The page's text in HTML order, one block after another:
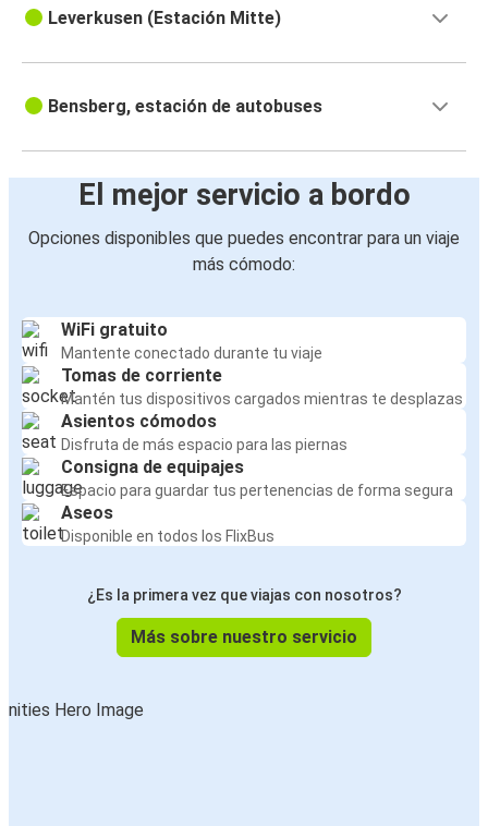
Leverkusen (Estación Mitte)
Bensberg, estación de autobuses
El mejor servicio a bordo
Opciones disponibles que puedes encontrar para un viaje
más cómodo:
WiFi gratuito
Mantente conectado durante tu viaje
Tomas de corriente
Mantén tus dispositivos cargados mientras te desplazas
Asientos cómodos
Disfruta de más espacio para las piernas
Consigna de equipajes
Espacio para guardar tus pertenencias de forma segura
Aseos
Disponible en todos los FlixBus
¿Es la primera vez que viajas con nosotros?
Más sobre nuestro servicio